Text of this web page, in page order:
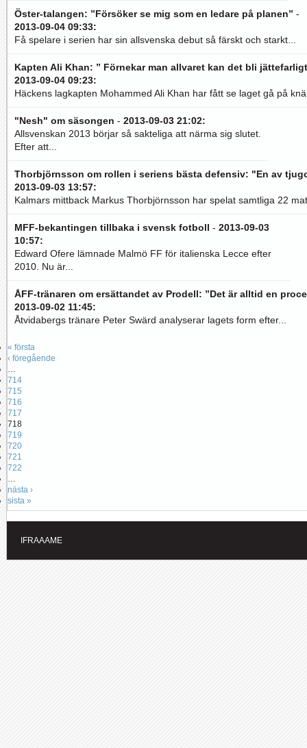
Öster-talangen: ”Försöker se mig som en ledare på planen” -
2013-09-04 09:33:
Få spelare i serien har sin allsvenska debut så färskt och starkt...
Kapten Ali Khan: ” Förnekar man allvaret kan det bli
2013-09-04 09:23:
Häckens lagkapten Mohammed Ali Khan har fått se laget gå på
"Nesh" om säsongen - 2013-09-03 21:02:
Allsvenskan 2013 börjar så sakteliga att närma sig slutet.
Efter att...
Thorbjörnsson om rollen i seriens bästa defensiv: "En av
2013-09-03 13:57:
Kalmars mittback Markus Thorbjörnsson har spelat samtliga 22
MFF-bekantingen tillbaka i svensk fotboll - 2013-09-03
10:57:
Edward Ofere lämnade Malmö FF för italienska Lecce efter
2010. Nu är...
ÅFF-tränaren om ersättandet av Prodell: ”Det är alltid en
2013-09-02 11:45:
Åtvidabergs tränare Peter Swärd analyserar lagets form efter...
« första
‹ föregående
…
714
715
716
717
718
719
720
721
722
…
nästa ›
sista »
IFRAAAME